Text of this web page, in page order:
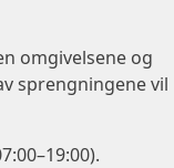
omgivelsene og
sprengningene vil